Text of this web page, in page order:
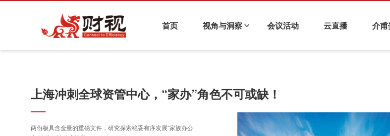
首页 视角与洞察 会议活动 云直播 介甫
财视系列活动
上海冲刺全球资管中心，“家办”角色不可或缺！
两份极具含金量的重磅文件，研究探索稳妥有序发展“家族办公